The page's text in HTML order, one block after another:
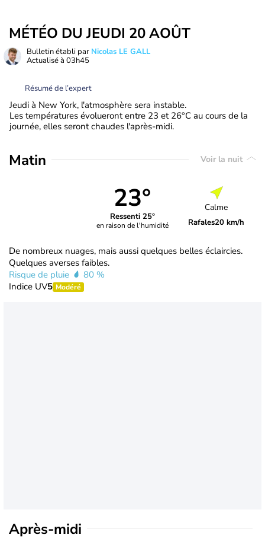
MÉTÉO DU JEUDI 20 AOÛT
Bulletin établi par Nicolas LE GALL
Actualisé à 03h45
Résumé de l’expert
Jeudi à New York, l'atmosphère sera instable.
Les températures évolueront entre 23 et 26°C au cours de la
journée, elles seront chaudes l'après-midi.
Matin Voir la nuit
23°
Ressenti 25°
en raison de l'humidité
Calme
Rafales20 km/h
De nombreux nuages, mais aussi quelques belles éclaircies.
Quelques averses faibles.
Risque de pluie
80 %
Indice UV5 Modéré
Après-midi